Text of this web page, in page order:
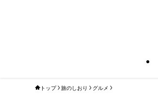
トップ 旅のしおり グルメ